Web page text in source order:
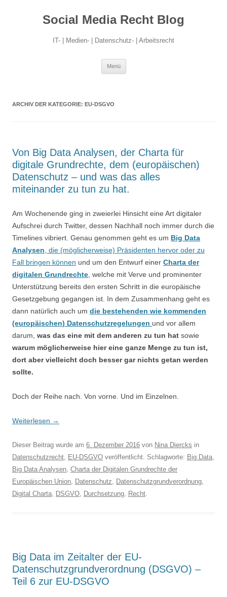
Social Media Recht Blog
IT- | Medien- | Datenschutz- | Arbeitsrecht
Menü
ARCHIV DER KATEGORIE: EU-DSGVO
Von Big Data Analysen, der Charta für
digitale Grundrechte, dem (europäischen)
Datenschutz – und was das alles
miteinander zu tun zu hat.
Am Wochenende ging in zweierlei Hinsicht eine Art digitaler
Aufschrei durch Twitter, dessen Nachhall noch immer durch die
Timelines vibriert. Genau genommen geht es um Big Data
Analysen , die (möglicherweise) Präsidenten hervor oder zu
Fall bringen können und um den Entwurf einer Charta der
digitalen Grundrechte , welche mit Verve und prominenter
Unterstützung bereits den ersten Schritt in die europäische
Gesetzgebung gegangen ist. In dem Zusammenhang geht es
dann natürlich auch um die bestehenden wie kommenden
(europäischen) Datenschutzregelungen und vor allem
darum, was das eine mit dem anderen zu tun hat sowie
warum möglicherweise hier eine ganze Menge zu tun ist,
dort aber vielleicht doch besser gar nichts getan werden
sollte.
Doch der Reihe nach. Von vorne. Und im Einzelnen.
Weiterlesen →
Dieser Beitrag wurde am 6. Dezember 2016 von Nina Diercks in
Datenschutzrecht, EU-DSGVO veröffentlicht. Schlagworte: Big Data,
Big Data Analysen, Charta der Digitalen Grundrechte der
Europäischen Union, Datenschutz, Datenschutzgrundverordnung,
Digital Charta, DSGVO, Durchsetzung, Recht.
Big Data im Zeitalter der EU-
Datenschutzgrundverordnung (DSGVO) –
Teil 6 zur EU-DSGVO